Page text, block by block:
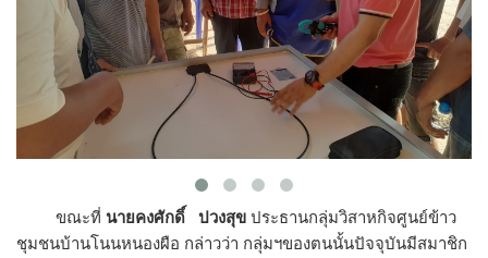
ขณะที่ นายคงศักดิ์ ปวงสุข ประธานกลุ่มวิสาหกิจศูนย์ข้าว
ชุมชนบ้านโนนหนองผือ กล่าวว่า กลุ่มฯของตนนั้นปัจจุบันมีสมาชิก